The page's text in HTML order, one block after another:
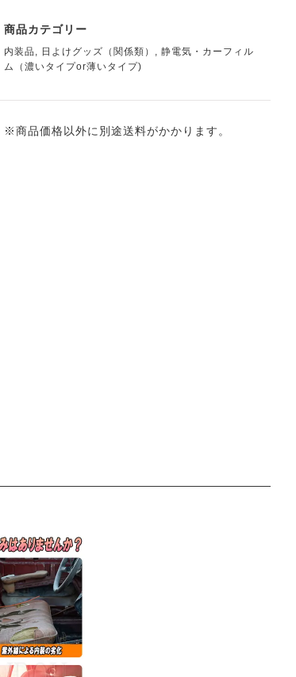
商品カテゴリー
内装品 , 日よけグッズ（関係類） , 静電気・カーフィル
ム（濃いタイプor薄いタイプ)
※商品価格以外に別途送料がかかります。